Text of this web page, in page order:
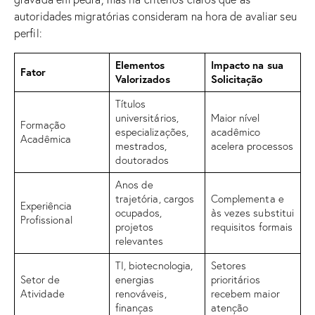
autoridades migratórias consideram na hora de avaliar seu
perfil:
Fator
Elementos
Valorizados
Impacto na sua
Solicitação
Formação
Acadêmica
Títulos
universitários,
especializações,
mestrados,
doutorados
Maior nível
acadêmico
acelera processos
Experiência
Profissional
Anos de
trajetória, cargos
ocupados,
projetos
relevantes
Complementa e
às vezes substitui
requisitos formais
Setor de
Atividade
TI, biotecnologia,
energias
renováveis,
finanças
Setores
prioritários
recebem maior
atenção